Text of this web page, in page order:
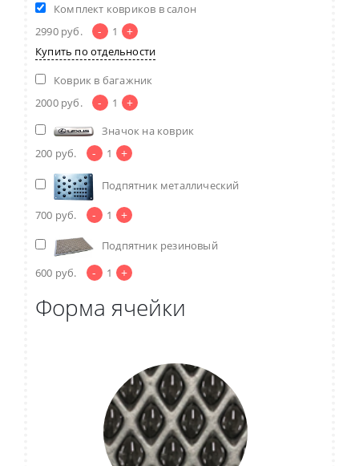
Комплект ковриков в салон
2990 руб. - 1 +
Купить по отдельности
Коврик в багажник
2000 руб. - 1 +
Значок на коврик
200 руб. - 1 +
Подпятник металлический
700 руб. - 1 +
Подпятник резиновый
600 руб. - 1 +
Форма ячейки